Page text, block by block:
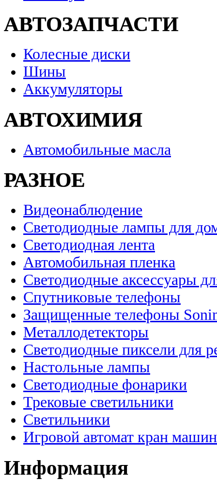
АВТОЗАПЧАСТИ
Колесные диски
Шины
Аккумуляторы
АВТОХИМИЯ
Автомобильные масла
РАЗНОЕ
Видеонаблюдение
Светодиодные лампы для
Светодиодная лента
Автомобильная пленка
Светодиодные аксессуары
Спутниковые телефоны
Защищенные телефоны
Металлодетекторы
Светодиодные пиксели для
Настольные лампы
Светодиодные фонарики
Трековые светильники
Светильники
Игровой автомат кран
Информация